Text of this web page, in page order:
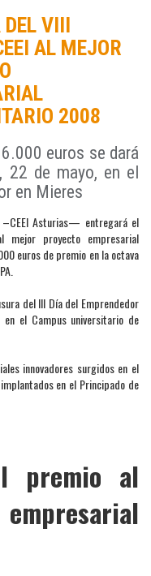
DEL VIII
AL MEJOR
2008
euros se dará
22 de mayo, en el
en Mieres
–CEEI Asturias— entregará el
proyecto empresarial
euros de premio en la octava
del III Día del Emprendedor
el Campus universitario de
innovadores surgidos en el
en el Principado de
premio al